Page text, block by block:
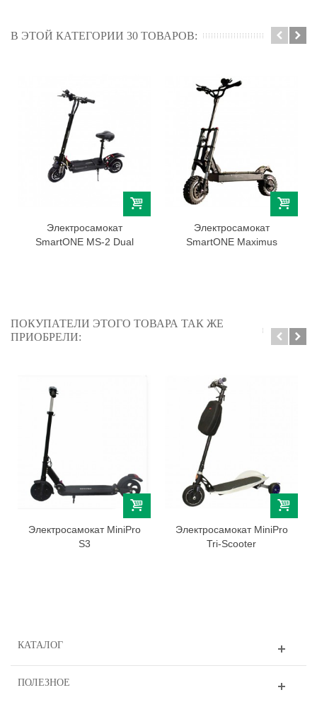
В ЭТОЙ КАТЕГОРИИ 30 ТОВАРОВ:
Электросамокат
SmartONE MS-2 Dual
Электросамокат
SmartONE Maximus
ПОКУПАТЕЛИ ЭТОГО ТОВАРА ТАК ЖЕ
ПРИОБРЕЛИ:
Электросамокат MiniPro
S3
Электросамокат MiniPro
Tri-Scooter
КАТАЛОГ
ПОЛЕЗНОЕ